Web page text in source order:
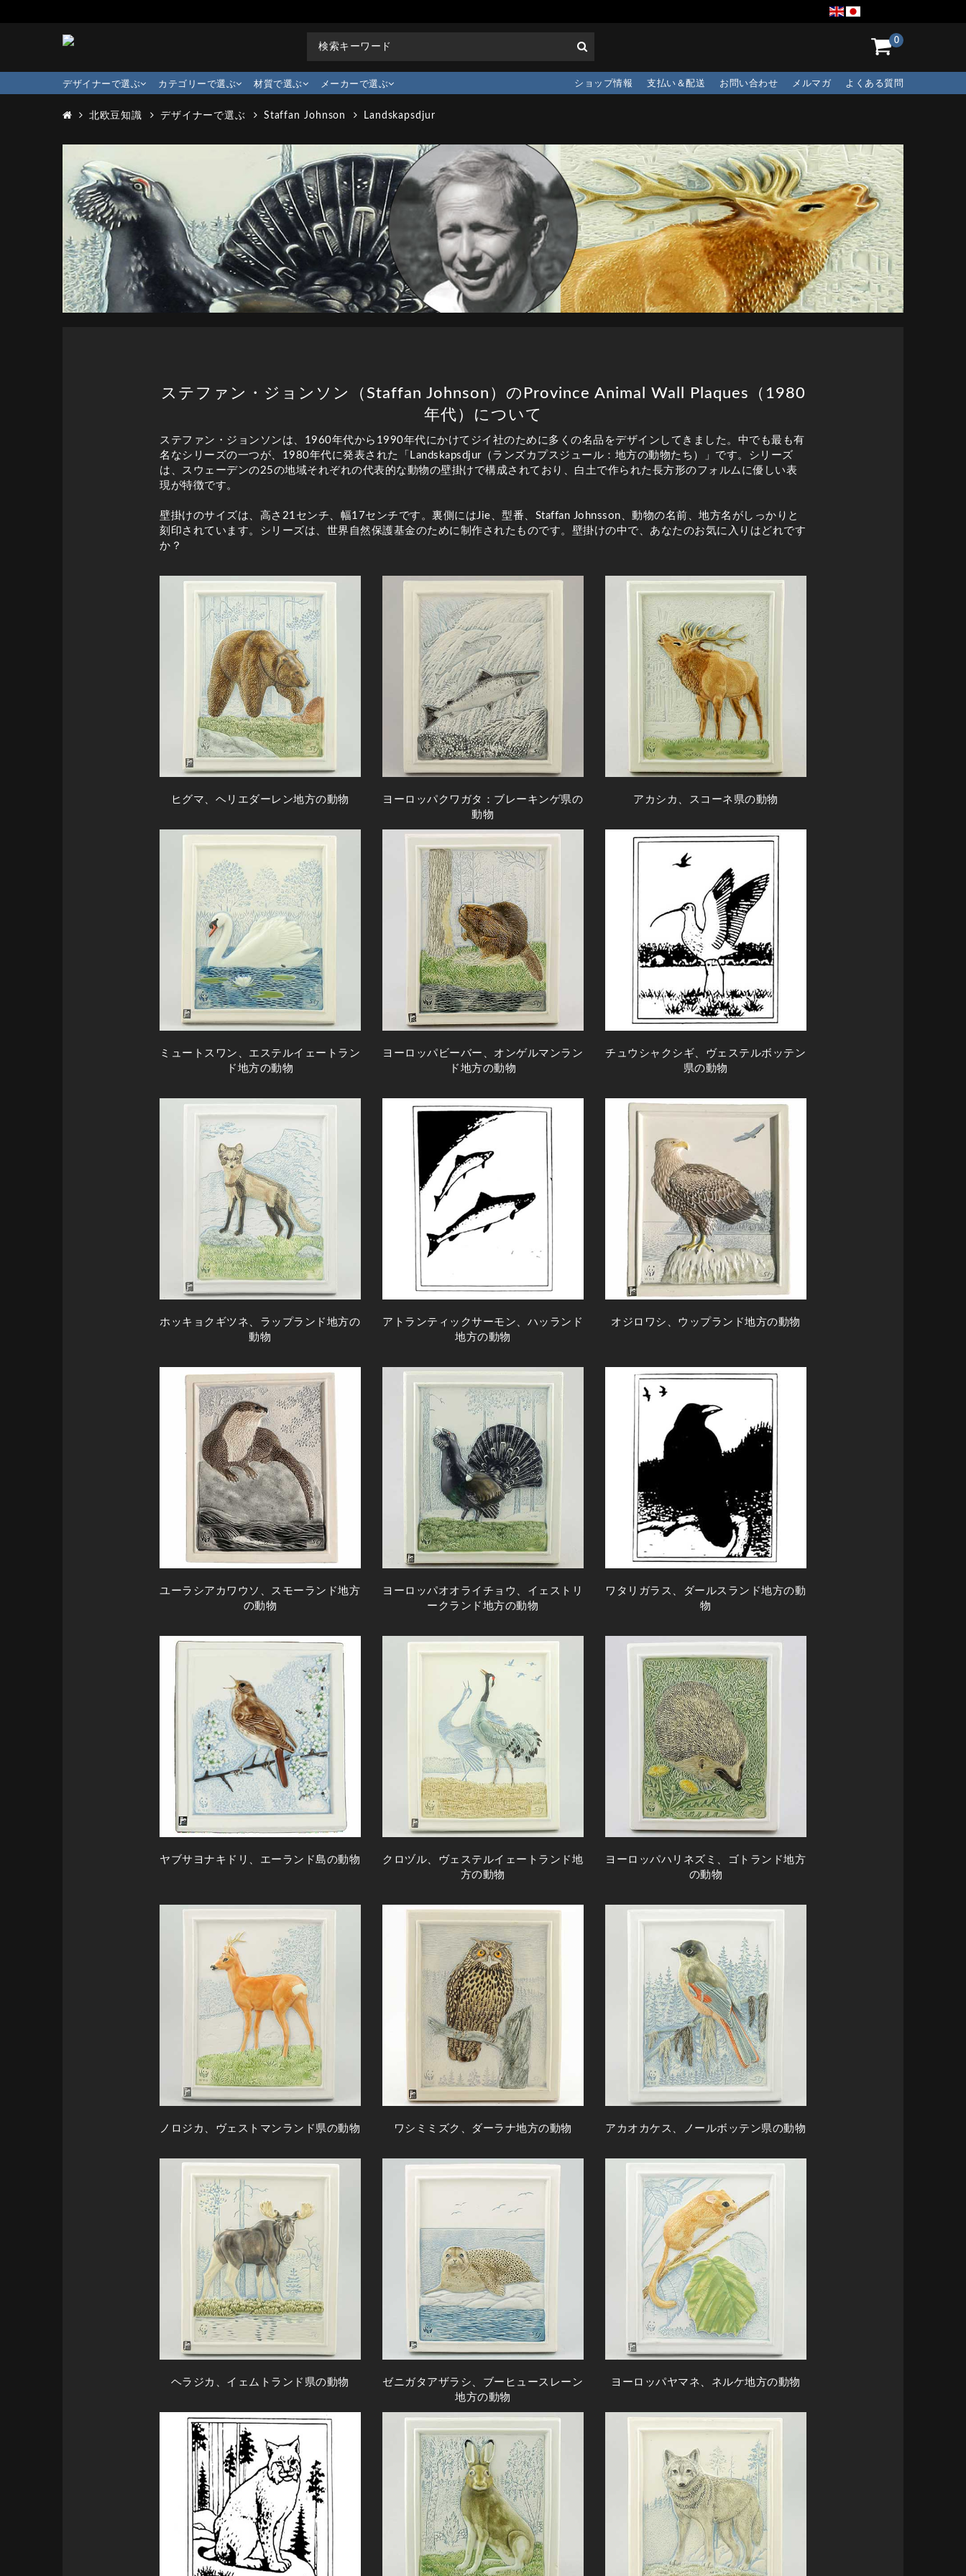
0
デザイナーで選ぶ カテゴリーで選ぶ 材質で選ぶ メーカーで選ぶ よくある質問
メルマガ
お問い合わせ
支払い＆配送
ショップ情報
北欧豆知識 デザイナーで選ぶ Staffan Johnson Landskapsdjur
ステファン・ジョンソン（Staffan Johnson）のProvince Animal Wall Plaques（1980
年代）について
ステファン・ジョンソンは、1960年代から1990年代にかけてジイ社のために多くの名品をデザインしてきました。中でも最も有
名なシリーズの一つが、1980年代に発表された「Landskapsdjur（ランズカプスジュール：地方の動物たち）」です。シリーズ
は、スウェーデンの25の地域それぞれの代表的な動物の壁掛けで構成されており、白土で作られた長方形のフォルムに優しい表
現が特徴です。
壁掛けのサイズは、高さ21センチ、幅17センチです。裏側にはJie、型番、Staffan Johnsson、動物の名前、地方名がしっかりと
刻印されています。シリーズは、世界自然保護基金のために制作されたものです。壁掛けの中で、あなたのお気に入りはどれです
か？
ヒグマ、ヘリエダーレン地方の動物
ヨーロッパクワガタ：ブレーキンゲ県の
動物
アカシカ、スコーネ県の動物
ミュートスワン、エステルイェートラン
ド地方の動物
ヨーロッパビーバー、オンゲルマンラン
ド地方の動物
チュウシャクシギ、ヴェステルボッテン
県の動物
ホッキョクギツネ、ラップランド地方の
動物
アトランティックサーモン、ハッランド
地方の動物
オジロワシ、ウップランド地方の動物
ユーラシアカワウソ、スモーランド地方
の動物
ヨーロッパオオライチョウ、イェストリ
ークランド地方の動物
ワタリガラス、ダールスランド地方の動
物
ヤブサヨナキドリ、エーランド島の動物
クロヅル、ヴェステルイェートランド地
方の動物
ヨーロッパハリネズミ、ゴトランド地方
の動物
ノロジカ、ヴェストマンランド県の動物 ワシミミズク、ダーラナ地方の動物 アカオカケス、ノールボッテン県の動物
ヘラジカ、イェムトランド県の動物
ゼニガタアザラシ、ブーヒュースレーン
地方の動物
ヨーロッパヤマネ、ネルケ地方の動物